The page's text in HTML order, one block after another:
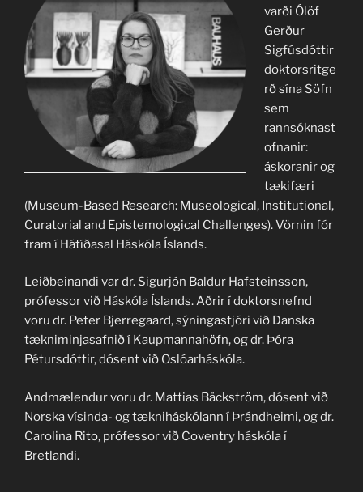
varði Ólöf
Gerður
Sigfúsdóttir
doktorsritge
rð sína Söfn
sem
rannsóknast
ofnanir:
áskoranir og
tækifæri
(Museum-Based Research: Museological, Institutional,
Curatorial and Epistemological Challenges). Vörnin fór
fram í Hátíðasal Háskóla Íslands.
Leiðbeinandi var dr. Sigurjón Baldur Hafsteinsson,
prófessor við Háskóla Íslands. Aðrir í doktorsnefnd
voru dr. Peter Bjerregaard, sýningastjóri við Danska
tækniminjasafnið í Kaupmannahöfn, og dr. Þóra
Pétursdóttir, dósent við Oslóarháskóla.
Andmælendur voru dr. Mattias Bäckström, dósent við
Norska vísinda- og tækniháskólann í Þrándheimi, og dr.
Carolina Rito, prófessor við Coventry háskóla í
Bretlandi.